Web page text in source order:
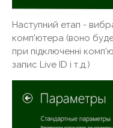
Наступний етап -
комп'ютера (воно
при підключенні
запис Live ID і т.д.)